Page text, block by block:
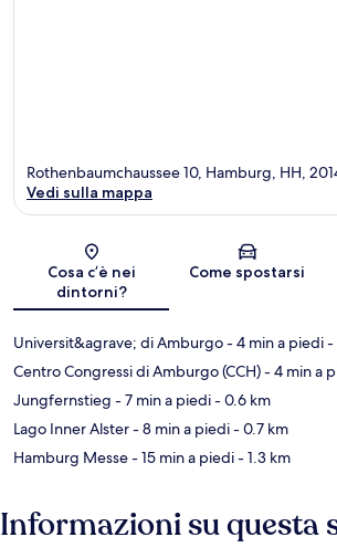
Mappa
Rothenbaumchaussee 10, Hamburg, HH,
Vedi sulla mappa
Cosa c’è nei
dintorni?
Come spostarsi
Universit&agrave; di Amburgo- 4 min a piedi-
Centro Congressi di Amburgo (CCH)- 4 min a
Jungfernstieg - 7 min a piedi- 0.6 km
Lago Inner Alster- 8 min a piedi- 0.7 km
Hamburg Messe- 15 min a piedi- 1.3 km
Informazioni su questa